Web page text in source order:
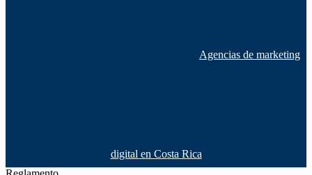
Agencias de marketing
digital en Costa Rica